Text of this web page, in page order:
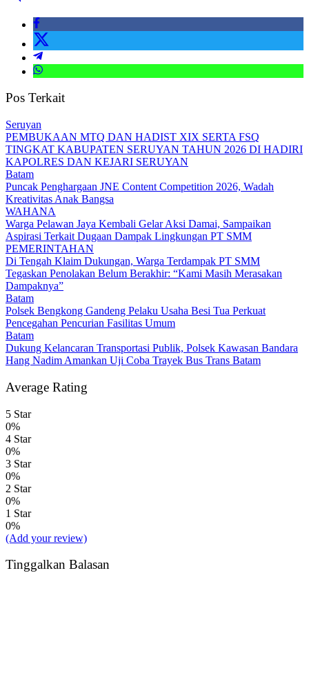
Pos Terkait
Seruyan
PEMBUKAAN MTQ DAN HADIST XIX SERTA FSQ
TINGKAT KABUPATEN SERUYAN TAHUN 2026 DI HADIRI
KAPOLRES DAN KEJARI SERUYAN
Batam
Puncak Penghargaan JNE Content Competition 2026, Wadah
Kreativitas Anak Bangsa
WAHANA
Warga Pelawan Jaya Kembali Gelar Aksi Damai, Sampaikan
Aspirasi Terkait Dugaan Dampak Lingkungan PT SMM
PEMERINTAHAN
Di Tengah Klaim Dukungan, Warga Terdampak PT SMM
Tegaskan Penolakan Belum Berakhir: “Kami Masih Merasakan
Dampaknya”
Batam
Polsek Bengkong Gandeng Pelaku Usaha Besi Tua Perkuat
Pencegahan Pencurian Fasilitas Umum
Batam
Dukung Kelancaran Transportasi Publik, Polsek Kawasan Bandara
Hang Nadim Amankan Uji Coba Trayek Bus Trans Batam
Average Rating
5 Star
0%
4 Star
0%
3 Star
0%
2 Star
0%
1 Star
0%
(Add your review)
Tinggalkan Balasan